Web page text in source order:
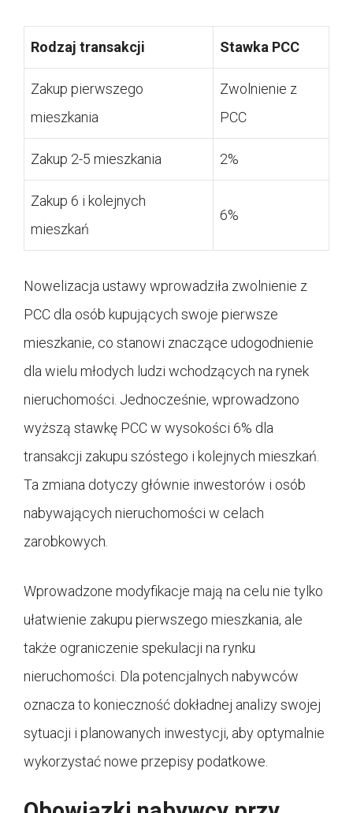
Rodzaj transakcji Stawka PCC
Zakup pierwszego
mieszkania
Zwolnienie z
PCC
Zakup 2-5 mieszkania 2%
Zakup 6 i kolejnych
mieszkań
6%
Nowelizacja ustawy wprowadziła zwolnienie z
PCC dla osób kupujących swoje pierwsze
mieszkanie, co stanowi znaczące udogodnienie
dla wielu młodych ludzi wchodzących na rynek
nieruchomości. Jednocześnie, wprowadzono
wyższą stawkę PCC w wysokości 6% dla
transakcji zakupu szóstego i kolejnych mieszkań.
Ta zmiana dotyczy głównie inwestorów i osób
nabywających nieruchomości w celach
zarobkowych.
Wprowadzone modyfikacje mają na celu nie tylko
ułatwienie zakupu pierwszego mieszkania, ale
także ograniczenie spekulacji na rynku
nieruchomości. Dla potencjalnych nabywców
oznacza to konieczność dokładnej analizy swojej
sytuacji i planowanych inwestycji, aby optymalnie
wykorzystać nowe przepisy podatkowe.